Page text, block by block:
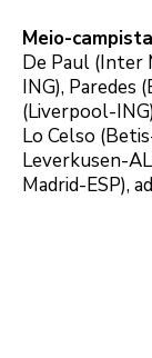
Meio-
De Paul (Inter
ING), Paredes
(Liverpool-
Lo Celso
Leverkusen-
Madrid-ESP),